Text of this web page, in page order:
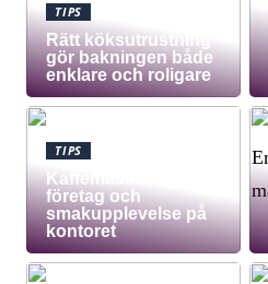
TIPS
Rätt köksutrustning
gör bakningen både
enklare och roligare
TIPS
Kaffemaskin för
företag och
smakupplevelse på
kontoret